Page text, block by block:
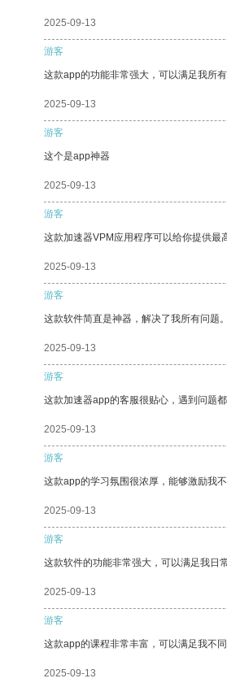
2025-09-13
游客
这款app的功能非常强大，可以满足我所
2025-09-13
游客
这个是app神器
2025-09-13
游客
这款加速器VPM应用程序可以给你提供最
2025-09-13
游客
这款软件简直是神器，解决了我所有问题。
2025-09-13
游客
这款加速器app的客服很贴心，遇到问题
2025-09-13
游客
这款app的学习氛围很浓厚，能够激励我
2025-09-13
游客
这款软件的功能非常强大，可以满足我日
2025-09-13
游客
这款app的课程非常丰富，可以满足我不
2025-09-13